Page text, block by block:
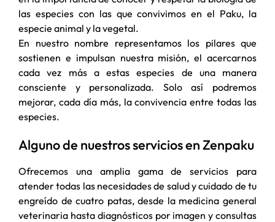
las especies con las que convivimos en el Paku, la
especie animal y la vegetal.
En nuestro nombre representamos los pilares que
sostienen e impulsan nuestra misión, el acercarnos
cada vez más a estas especies de una manera
consciente y personalizada. Solo así podremos
mejorar, cada día más, la convivencia entre todas las
especies.
Alguno de nuestros servicios en Zenpaku
Ofrecemos una amplia gama de servicios para
atender todas las necesidades de salud y cuidado de tu
engreído de cuatro patas, desde la medicina general
veterinaria hasta diagnósticos por imagen y consultas